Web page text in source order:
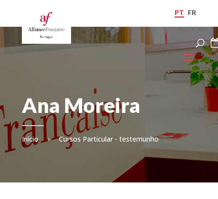
PT FR
Ana Moreira
Início › Cursos Particular - testemunho